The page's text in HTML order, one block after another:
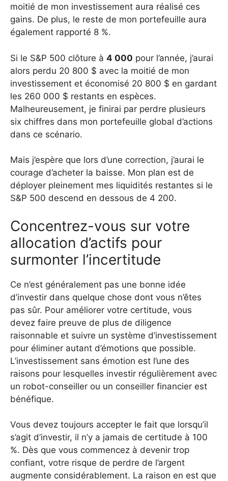
moitié de mon investissement aura réalisé ces
gains. De plus, le reste de mon portefeuille aura
également rapporté 8 %.
Si le S&P 500 clôture à 4 000 pour l’année, j’aurai
alors perdu 20 800 $ avec la moitié de mon
investissement et économisé 20 800 $ en gardant
les 260 000 $ restants en espèces.
Malheureusement, je finirai par perdre plusieurs
six chiffres dans mon portefeuille global d’actions
dans ce scénario.
Mais j’espère que lors d’une correction, j’aurai le
courage d’acheter la baisse. Mon plan est de
déployer pleinement mes liquidités restantes si le
S&P 500 descend en dessous de 4 200.
Concentrez-vous sur votre
allocation d’actifs pour
surmonter l’incertitude
Ce n’est généralement pas une bonne idée
d’investir dans quelque chose dont vous n’êtes
pas sûr. Pour améliorer votre certitude, vous
devez faire preuve de plus de diligence
raisonnable et suivre un système d’investissement
pour éliminer autant d’émotions que possible.
L’investissement sans émotion est l’une des
raisons pour lesquelles investir régulièrement avec
un robot-conseiller ou un conseiller financier est
bénéfique.
Vous devez toujours accepter le fait que lorsqu’il
s’agit d’investir, il n’y a jamais de certitude à 100
%. Dès que vous commencez à devenir trop
confiant, votre risque de perdre de l’argent
augmente considérablement. La raison en est que